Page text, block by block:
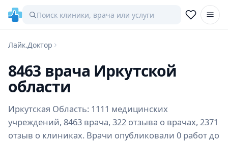
Лайк.Доктор
8463 врача Иркутской
области
Иркутская Область: 1111 медицинских
учреждений, 8463 врача, 322 отзыва о врачах, 2371
отзыв о клиниках. Врачи опубликовали 0 работ до